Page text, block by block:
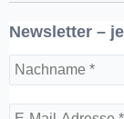
Indem Du